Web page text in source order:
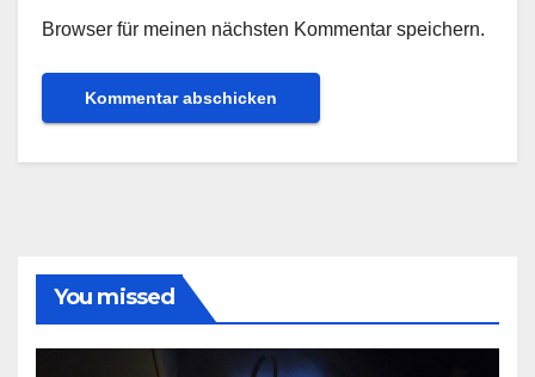
Browser für meinen nächsten Kommentar speichern.
You missed